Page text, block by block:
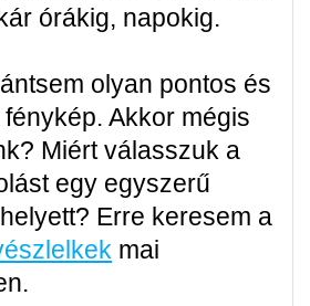
órákig, napokig.
olyan pontos és
Akkor mégis
Miért válasszuk a
egy egyszerű
Erre keresem a
mai